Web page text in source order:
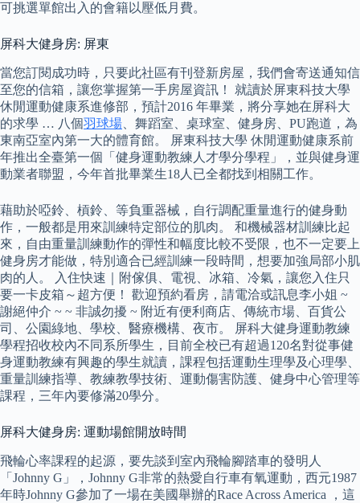
可挑選單館出入的會籍以壓低月費。
屏科大健身房: 屏東
當您訂閱成功時，只要此社區有刊登新房屋，我們會寄送通知信
至您的信箱，讓您掌握第一手房屋資訊！ 就讀於屏東科技大學
休閒運動健康系進修部，預計2016 年畢業，將分享她在屏科大
的求學 … 八個羽球場 、舞蹈室、桌球室、健身房、PU跑道，為
東南亞室內第一大的體育館。 屏東科技大學 休閒運動健康系前
年推出全臺第一個「健身運動教練人才學分學程」，並與健身運
動業者聯盟，今年首批畢業生18人已全都找到相關工作。
藉助於啞鈴、槓鈴、等負重器械，自行調配重量進行的健身動
作，一般都是用來訓練特定部位的肌肉。 和機械器材訓練比起
來，自由重量訓練動作的彈性和幅度比較不受限，也不一定要上
健身房才能做，特別適合已經訓練一段時間，想要加強局部小肌
肉的人。 入住快速｜附傢俱、電視、冰箱、冷氣，讓您入住只
要一卡皮箱～超方便！ 歡迎預約看房，請電洽或訊息李小姐 ~
謝絕仲介 ~ ~ 非誠勿擾 ~ 附近有便利商店、傳統市場、百貨公
司、公園綠地、學校、醫療機構、夜市。 屏科大健身運動教練
學程招收校內不同系所學生，目前全校已有超過120名對從事健
身運動教練有興趣的學生就讀，課程包括運動生理學及心理學、
重量訓練指導、教練教學技術、運動傷害防護、健身中心管理等
課程，三年內要修滿20學分。
屏科大健身房: 運動場館開放時間
飛輪心率課程的起源，要先談到室內飛輪腳踏車的發明人
「Johnny G」，Johnny G非常的熱愛自行車有氧運動，西元1987
年時Johnny G參加了一場在美國舉辦的Race Across America ，這